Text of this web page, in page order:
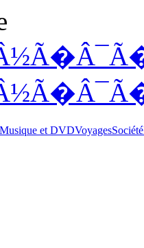
Musique et DVDVoyagesSociété